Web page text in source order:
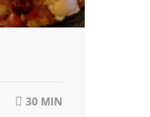
30 MIN